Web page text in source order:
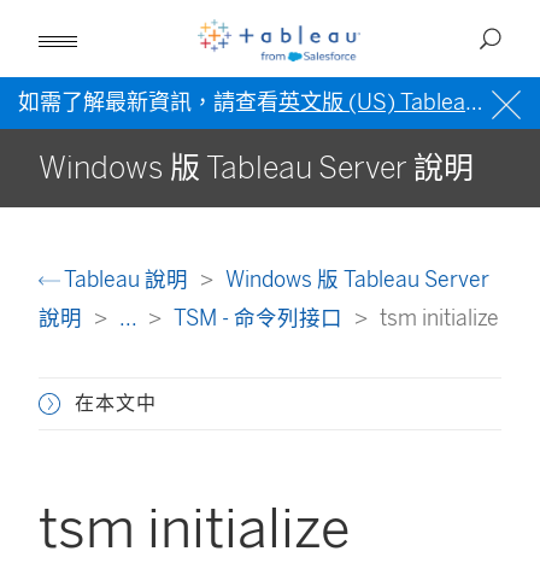
如需了解最新資訊，請查看英文版 (US) Tableau 說明
Windows 版 Tableau Server 說明
Tableau 說明
Windows 版 Tableau Server
說明
... TSM - 命令列接口 tsm initialize
在本文中
tsm initialize